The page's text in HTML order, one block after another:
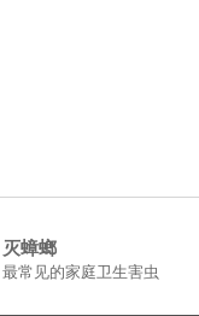
灭蟑螂
最常见的家庭卫生害虫